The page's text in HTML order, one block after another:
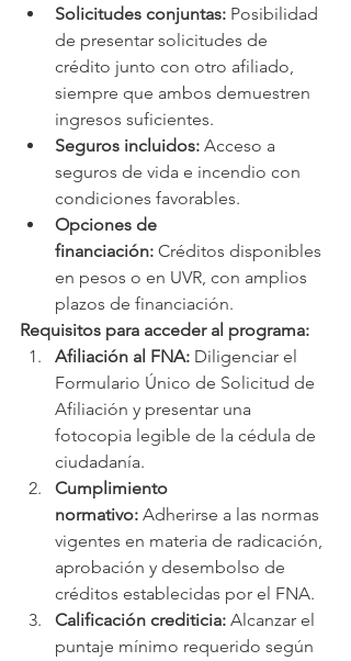
Solicitudes conjuntas: Posibilidad
de presentar solicitudes de
crédito junto con otro afiliado,
siempre que ambos demuestren
ingresos suficientes.
Seguros incluidos: Acceso a
seguros de vida e incendio con
condiciones favorables.
Opciones de
financiación: Créditos disponibles
en pesos o en UVR, con amplios
plazos de financiación.
Requisitos para acceder al programa:
Afiliación al FNA: Diligenciar el
Formulario Único de Solicitud de
Afiliación y presentar una
fotocopia legible de la cédula de
ciudadanía.
Cumplimiento
normativo: Adherirse a las normas
vigentes en materia de radicación,
aprobación y desembolso de
créditos establecidas por el FNA.
Calificación crediticia: Alcanzar el
puntaje mínimo requerido según